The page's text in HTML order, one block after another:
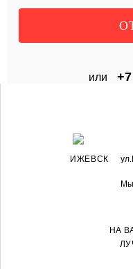
или
ИЖЕВСК
Мы
НА